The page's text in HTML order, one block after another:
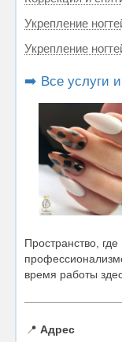
Укрепление
Укрепление
➡️ Все услуги
Пространство, где
время работы
📍 Адрес